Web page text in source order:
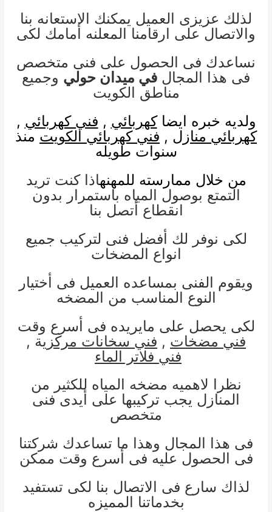
لذلك عزيزى العميل يمكنك الاستعانه بنا
والاتصال على ارقامنا المعلنه أمامك لكى
نساعدك فى الحصول على فنى متخصص
فى هذا المجال في ميدان حولي وجميع
مناطق الكويت
ولديه خبره ايضاكهربائي , فني كهربائي ,
كهربائي منازل , فني كهربائي الكويت منذ
سنوات طويله
من خلال ممارسته للمهنهاذا كنت تريد
التمتع بوصول المياه باستمرار بدون
انقطاع أتصل بنا
لكى نوفر لك أفضل فنى لتركيب جميع
انواع المضخات
ويقوم الفنى بمساعده العميل فى أختيار
النوع المناسب من المضخه
لكى يحصل على مايريده فى أسرع وقت
فني مضخات , فني سخانات مركز ية ,
فني فلاتر الماء
نظرا لاهميه مضخه المياه للكثير من
المنازل يجب تركيبها على أيدى فنى
متخصص
فى هذا المجال وهذا ما تساعدك شركتنا
فى الحصول عليه فى أسرع وقت ممكن
لذاك سارع فى الاتصال بنا لكى تستفيد
بخدماتنا المميزه